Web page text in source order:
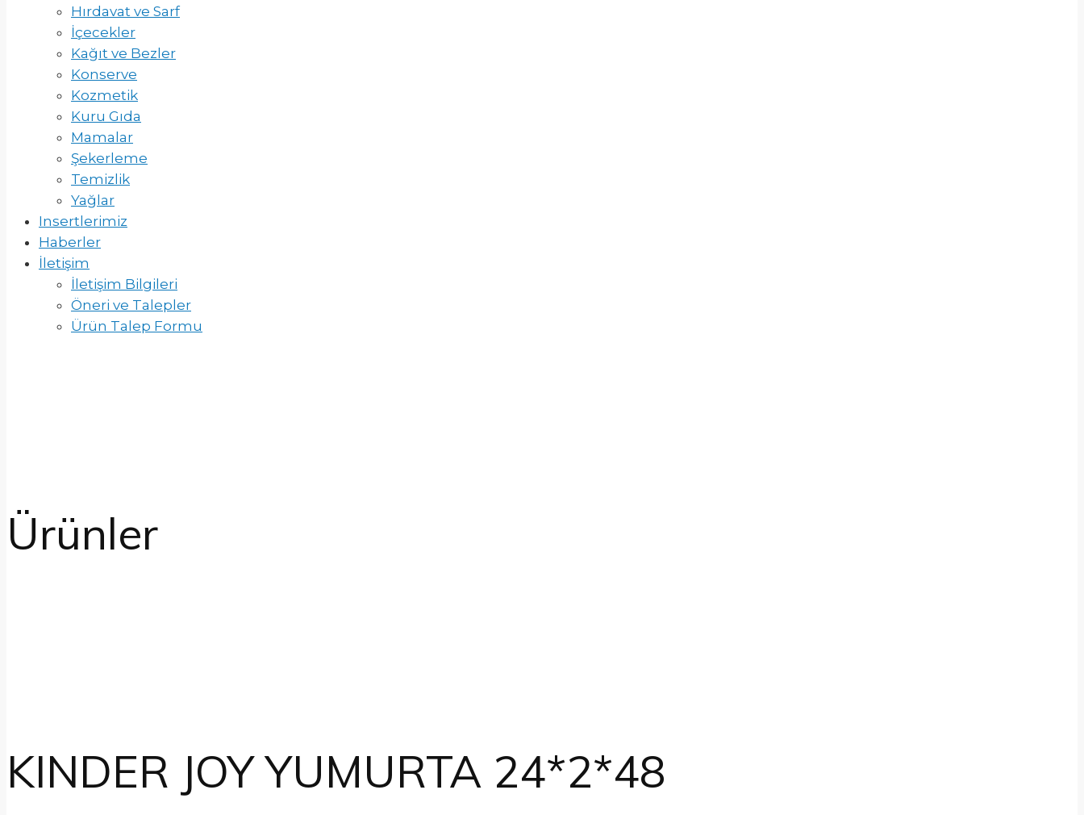
Hırdavat ve Sarf
İçecekler
Kağıt ve Bezler
Konserve
Kozmetik
Kuru Gıda
Mamalar
Şekerleme
Temizlik
Yağlar
Insertlerimiz
Haberler
İletişim
İletişim Bilgileri
Öneri ve Talepler
Ürün Talep Formu
Ürünler
KINDER JOY YUMURTA 24*2*48